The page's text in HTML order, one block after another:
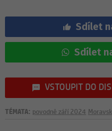
Sdílet
Sdílet
VSTOUPIT DO
TÉMATA: povodně září 2024